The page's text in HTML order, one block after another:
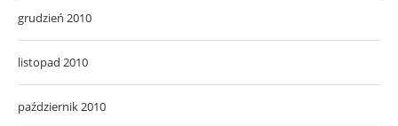
grudzień 2010
listopad 2010
październik 2010